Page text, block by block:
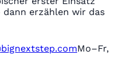
erzählen wir das
Mo–Fr,